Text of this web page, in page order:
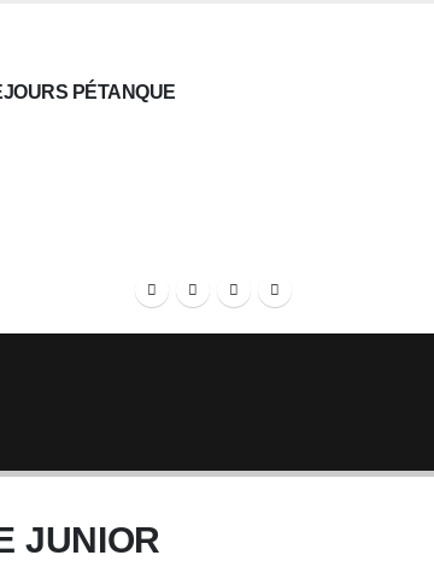
PÉTANQUE
JUNIOR